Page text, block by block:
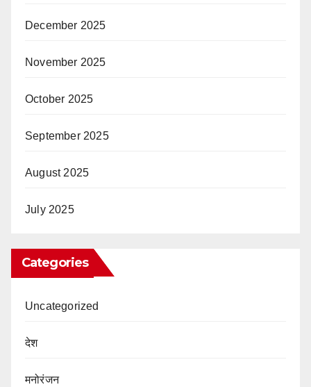
December 2025
November 2025
October 2025
September 2025
August 2025
July 2025
Categories
Uncategorized
देश
मनोरंजन